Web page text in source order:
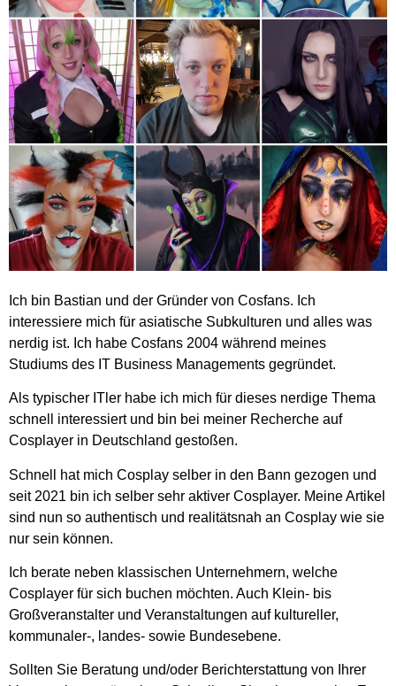
Ich bin Bastian und der Gründer von Cosfans. Ich
interessiere mich für asiatische Subkulturen und alles was
nerdig ist. Ich habe Cosfans 2004 während meines
Studiums des IT Business Managements gegründet.
Als typischer ITler habe ich mich für dieses nerdige Thema
schnell interessiert und bin bei meiner Recherche auf
Cosplayer in Deutschland gestoßen.
Schnell hat mich Cosplay selber in den Bann gezogen und
seit 2021 bin ich selber sehr aktiver Cosplayer. Meine Artikel
sind nun so authentisch und realitätsnah an Cosplay wie sie
nur sein können.
Ich berate neben klassischen Unternehmern, welche
Cosplayer für sich buchen möchten. Auch Klein- bis
Großveranstalter und Veranstaltungen auf kultureller,
kommunaler-, landes- sowie Bundesebene.
Sollten Sie Beratung und/oder Berichterstattung von Ihrer